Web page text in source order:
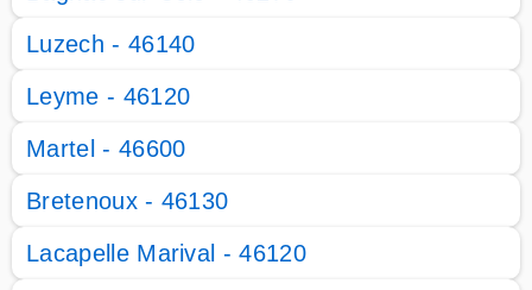
Luzech - 46140
Leyme - 46120
Martel - 46600
Bretenoux - 46130
Lacapelle Marival - 46120